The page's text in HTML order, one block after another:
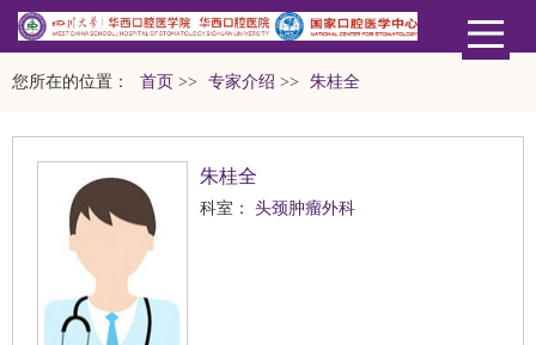
您所在的位置： 首页 >> 专家介绍 >> 朱桂全
朱桂全
科室： 头颈肿瘤外科